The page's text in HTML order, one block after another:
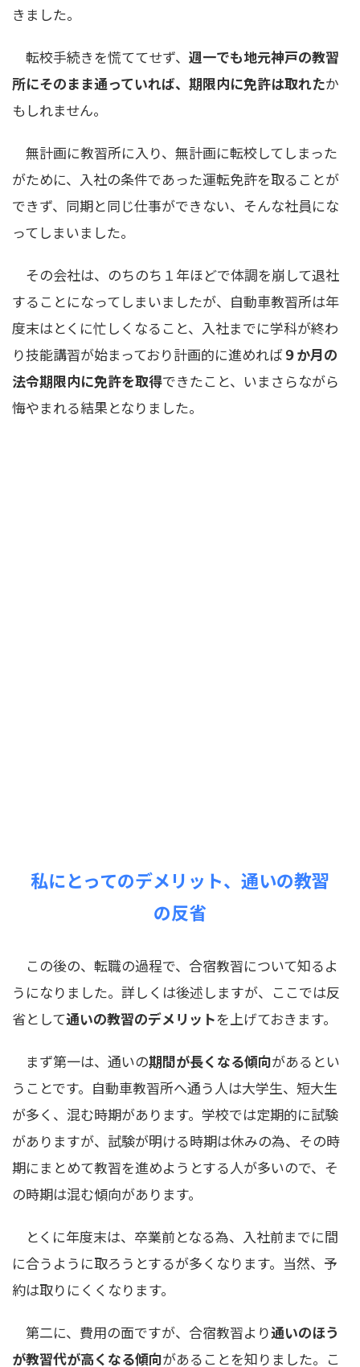
きました。
転校手続きを慌ててせず、 週一でも地元神戸の教習
所にそのまま通っていれば、期限内に免許は取れたか
もしれません。
無計画に教習所に入り、無計画に転校してしまった
がために、入社の条件であった運転免許を取ることが
できず、同期と同じ仕事ができない、そんな社員にな
ってしまいました。
その会社は、のちのち１年ほどで体調を崩して退社
することになってしまいましたが、自動車教習所は年
度末はとくに忙しくなること、入社までに学科が終わ
り技能講習が始まっており計画的に進めれば９か月の
法令期限内に免許を取得できたこと、いまさらながら
悔やまれる結果となりました。
私にとってのデメリット、通いの教習
の反省
この後の、転職の過程で、合宿教習について知るよ
うになりました。詳しくは後述しますが、ここでは反
省として通いの教習のデメリットを上げておきます。
まず第一は、通いの期間が長くなる傾向があるとい
うことです。自動車教習所へ通う人は大学生、短大生
が多く、混む時期があります。学校では定期的に試験
がありますが、試験が明ける時期は休みの為、その時
期にまとめて教習を進めようとする人が多いので、そ
の時期は混む傾向があります。
とくに年度末は、卒業前となる為、入社前までに間
に合うように取ろうとするが多くなります。当然、予
約は取りにくくなります。
第二に、費用の面ですが、合宿教習より通いのほう
が教習代が高くなる傾向があることを知りました。こ